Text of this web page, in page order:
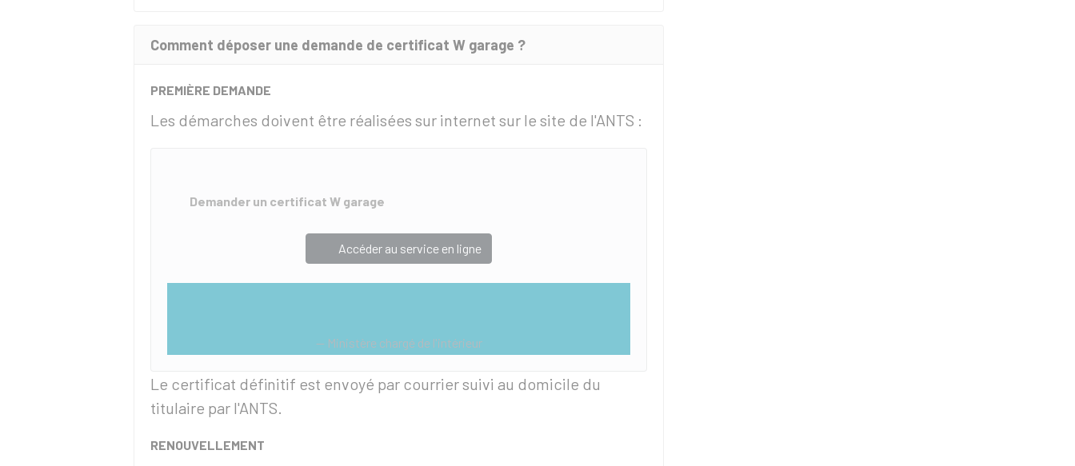
Comment déposer une demande de certificat W garage ?
PREMIÈRE DEMANDE
Les démarches doivent être réalisées sur internet sur le site de l'ANTS :
Demander un certificat W garage
Accéder au service en ligne
Ministère chargé de l'intérieur
Le certificat définitif est envoyé par courrier suivi au domicile du
titulaire par l'ANTS.
RENOUVELLEMENT